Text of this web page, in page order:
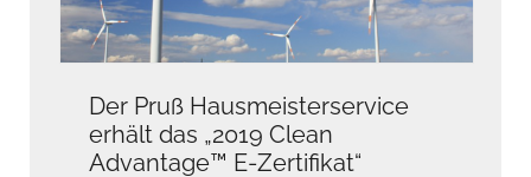
Der Pruß Hausmeisterservice
erhält das „2019 Clean
Advantage™ E-Zertifikat“